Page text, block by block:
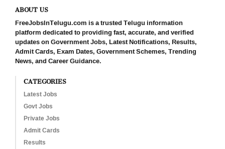
ABOUT US
FreeJobsInTelugu.com is a trusted Telugu information
platform dedicated to providing fast, accurate, and verified
updates on Government Jobs, Latest Notifications, Results,
Admit Cards, Exam Dates, Government Schemes, Trending
News, and Career Guidance.
CATEGORIES
Latest Jobs
Govt Jobs
Private Jobs
Admit Cards
Results